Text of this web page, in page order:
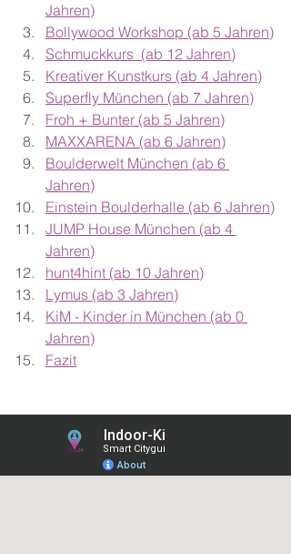
Jahren)
Bollywood Workshop (ab 5 Jahren)
Schmuckkurs  (ab 12 Jahren)
Kreativer Kunstkurs (ab 4 Jahren)
Superfly München (ab 7 Jahren)
Froh + Bunter (ab 5 Jahren)
MAXXARENA (ab 6 Jahren)
Boulderwelt München (ab 6
Jahren)
Einstein Boulderhalle (ab 6 Jahren)
JUMP House München (ab 4
Jahren)
hunt4hint (ab 10 Jahren)
Lymus (ab 3 Jahren)
KiM - Kinder in München (ab 0
Jahren)
Fazit